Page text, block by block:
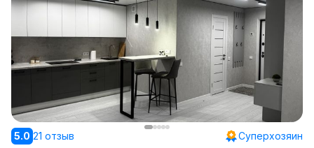
5.0 21 отзыв
Суперхозяин